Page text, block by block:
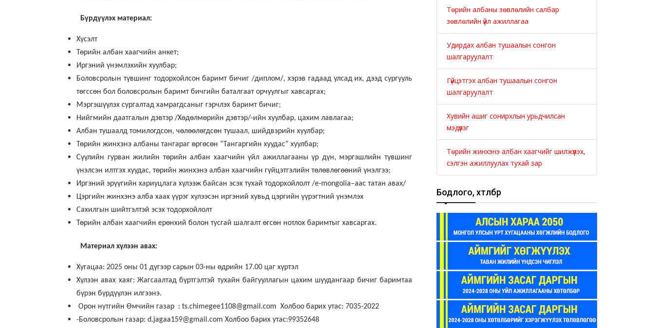
Бүрдүүлэх материал:
Хүсэлт
Төрийн албан хаагчийн анкет;
Иргэний үнэмлэхийн хуулбар;
Боловсролын түвшинг тодорхойлсон баримт бичиг /диплом/, хэрэв гадаад улсад их, дээд сургууль
төгссөн бол боловсролын баримт бичгийн баталгаат орчуулгыг хавсаргах;
Мэргэшүүлэх сургалтад хамрагдсаныг гэрчлэх баримт бичиг;
Нийгмийн даатгалын дэвтэр /Хөдөлмөрийн дэвтэр/-ийн хуулбар, цахим лавлагаа;
Албан тушаалд томилогдсон, чөлөөлөгдсөн тушаал, шийдвэрийн хуулбар;
Төрийн жинхэнэ албаны тангараг өргөсөн “Тангаргийн хуудас” хуулбар;
Сүүлийн гурван жилийн төрийн албан хаагчийн үйл ажиллагааны үр дүн, мэргэшлийн түвшинг
үнэлсэн илтгэх хуудас, төрийн жинхэнэ албан хаагчийн гүйцэтгэлийн төлөвлөгөөний үнэлгээ;
Иргэний эрүүгийн хариуцлага хүлээж байсан эсэх тухай тодорхойлолт /e-mongolia–аас татан авах/
Цэргийн жинхэнэ алба хаах үүрэг хүлээсэн иргэний хувьд цэргийн үүрэгтний үнэмлэх
Сахилгын шийтгэлтэй эсэх тодорхойлолт
Төрийн албан хаагчийн ерөнхий болон тусгай шалгалт өгсөн нотлох баримтыг хавсаргах.
Материал хүлээн авах:
Хугацаа: 2025 оны 01 дүгээр сарын 03-ны өдрийн 17.00 цаг хүртэл
Хүлээн авах хаяг: Жагсаалтад бүртгэлтэй тухайн байгууллагын цахим шуудангаар бичиг баримтаа
бүрэн бүрдүүлэн илгээнэ.
Орон нутгийн Өмчийн газар : ts.chimegee1108@gmail.com Холбоо барих утас: 7035-2022
-Боловсролын газар: d.jagaa159@gmail.com Холбоо барих утас:99352648
Төрийн албаны зөвлөлийн салбар
зөвлөлийн үйл ажиллагаа
Удирдах албан тушаалын сонгон
шалгаруулалт
Гүйцэтгэх албан тушаалын сонгон
шалгаруулалт
Хувийн ашиг сонирхлын урьдчилсан
мэдүүлэг
Төрийн жинхэнэ албан хаагчийг шилжүүлэх,
сэлгэн ажиллуулах тухай зар
Бодлого, хөтөлбөр